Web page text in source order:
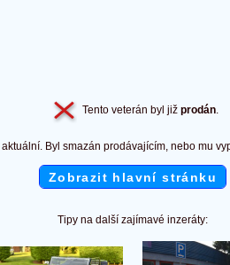
Tento veterán byl již prodán.
aktuální. Byl smazán prodávajícím, nebo mu
Zobrazit hlavní stránku
Tipy na další zajímavé inzeráty: